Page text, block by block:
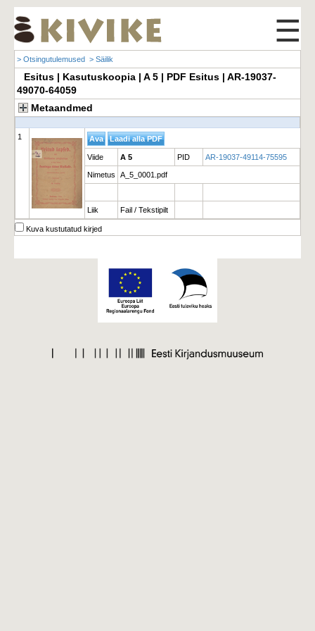
☰
> Otsingutulemused > Säilik
Esitus | Kasutuskoopia | A 5 | PDF Esitus | AR-19037-
49070-64059
Metaandmed
1
Viide A 5 PID AR-19037-49114-75595
Nimetus A_5_0001.pdf
Liik Fail / Tekstipilt
Kuva kustutatud kirjed